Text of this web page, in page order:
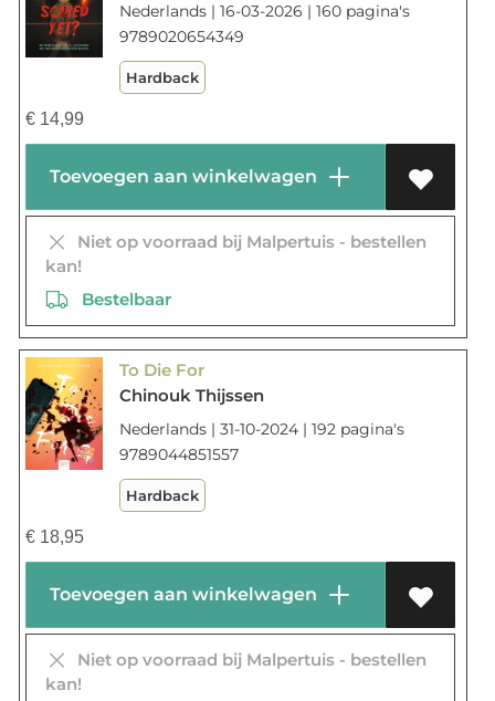
Nederlands | 16-03-2026 | 160 pagina's
9789020654349
Hardback
€14,99
Toevoegen aan winkelwagen
Niet op voorraad bij Malpertuis - bestellen
kan!
Bestelbaar
To Die For
Chinouk Thijssen
Nederlands | 31-10-2024 | 192 pagina's
9789044851557
Hardback
€18,95
Toevoegen aan winkelwagen
Niet op voorraad bij Malpertuis - bestellen
kan!